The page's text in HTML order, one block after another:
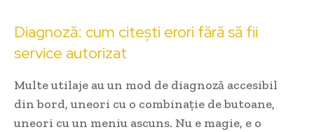
Diagnoză: cum citești erori fără să fii
service autorizat
Multe utilaje au un mod de diagnoză accesibil
din bord, uneori cu o combinație de butoane,
uneori cu un meniu ascuns. Nu e magie, e o